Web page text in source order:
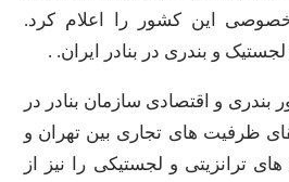
این کشور را اعلام کرد.
و بندری در بنادر ایران. .
بندری و اقتصادی سازمان بنادر در
ظرفیت های تجاری بین تهران و
ترانزیتی و لجستیکی را نیز از